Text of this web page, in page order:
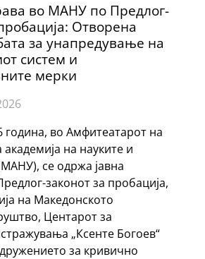
во МАНУ по Предлог-
Отворена
за унапредување на
систем и
мерки
година, во Амфитеатарот на
на науките и
се одржа јавна
законот за пробација,
на Македонското
Центарот за
„Ксенте Богоев“
за кривично